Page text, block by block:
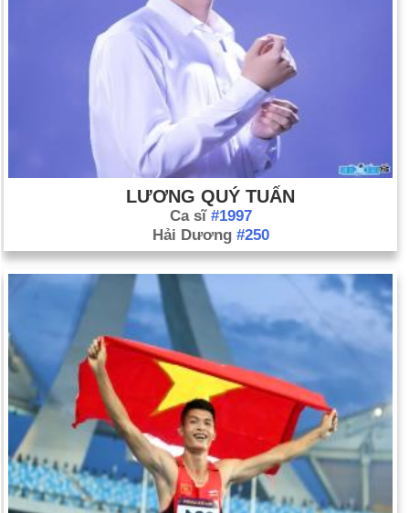
LƯƠNG QUÝ TUẤN
Ca sĩ #1997
Hải Dương #250